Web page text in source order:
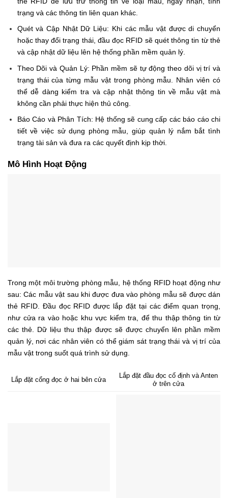
trạng và các thông tin liên quan khác.
Quét và Cập Nhật Dữ Liệu: Khi các mẫu vật được di chuyển
hoặc thay đổi trạng thái, đầu đọc RFID sẽ quét thông tin từ thẻ
và cập nhật dữ liệu lên hệ thống phần mềm quản lý.
Theo Dõi và Quản Lý: Phần mềm sẽ tự động theo dõi vị trí và
trạng thái của từng mẫu vật trong phòng mẫu. Nhân viên có
thể dễ dàng kiểm tra và cập nhật thông tin về mẫu vật mà
không cần phải thực hiện thủ công.
Báo Cáo và Phân Tích: Hệ thống sẽ cung cấp các báo cáo chi
tiết về việc sử dụng phòng mẫu, giúp quản lý nắm bắt tình
trạng tài sản và đưa ra các quyết định kịp thời.
Mô Hình Hoạt Động
Trong một môi trường phòng mẫu, hệ thống RFID hoạt động như
sau: Các mẫu vật sau khi được đưa vào phòng mẫu sẽ được dán
thẻ RFID. Đầu đọc RFID được lắp đặt tại các điểm quan trọng,
như cửa ra vào hoặc khu vực kiểm tra, để thu thập thông tin từ
các thẻ. Dữ liệu thu thập được sẽ được chuyển lên phần mềm
quản lý, nơi các nhân viên có thể giám sát trạng thái và vị trí của
mẫu vật trong suốt quá trình sử dụng.
Lắp đặt cổng đọc ở hai bên cửa
Lắp đặt đầu đọc cố định và Anten
ở trên cửa